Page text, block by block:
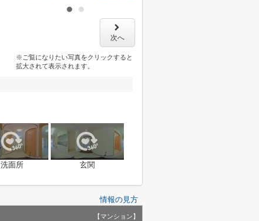
次へ
※ご覧になりたい写真をクリックすると
拡大されて表示されます。
洗面所 玄関
情報の見方
【マンション】